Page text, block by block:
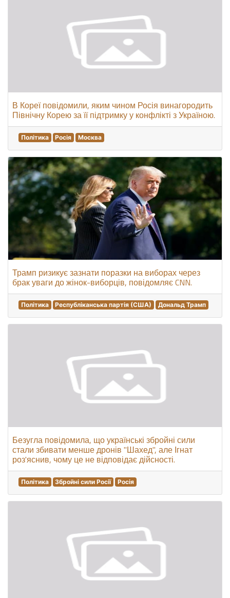
В Кореї повідомили, яким чином Росія винагородить
Північну Корею за її підтримку у конфлікті з Україною.
Політика Росія Москва
Трамп ризикує зазнати поразки на виборах через
брак уваги до жінок-виборців, повідомляє CNN.
Політика Республіканська партія (США) Дональд Трамп
Безугла повідомила, що українські збройні сили
стали збивати менше дронів "Шахед", але Ігнат
роз'яснив, чому це не відповідає дійсності.
Політика Збройні сили Росії Росія